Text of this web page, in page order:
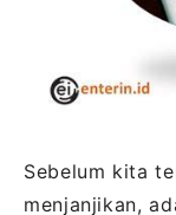
Sebelum kita
menjanjikan,